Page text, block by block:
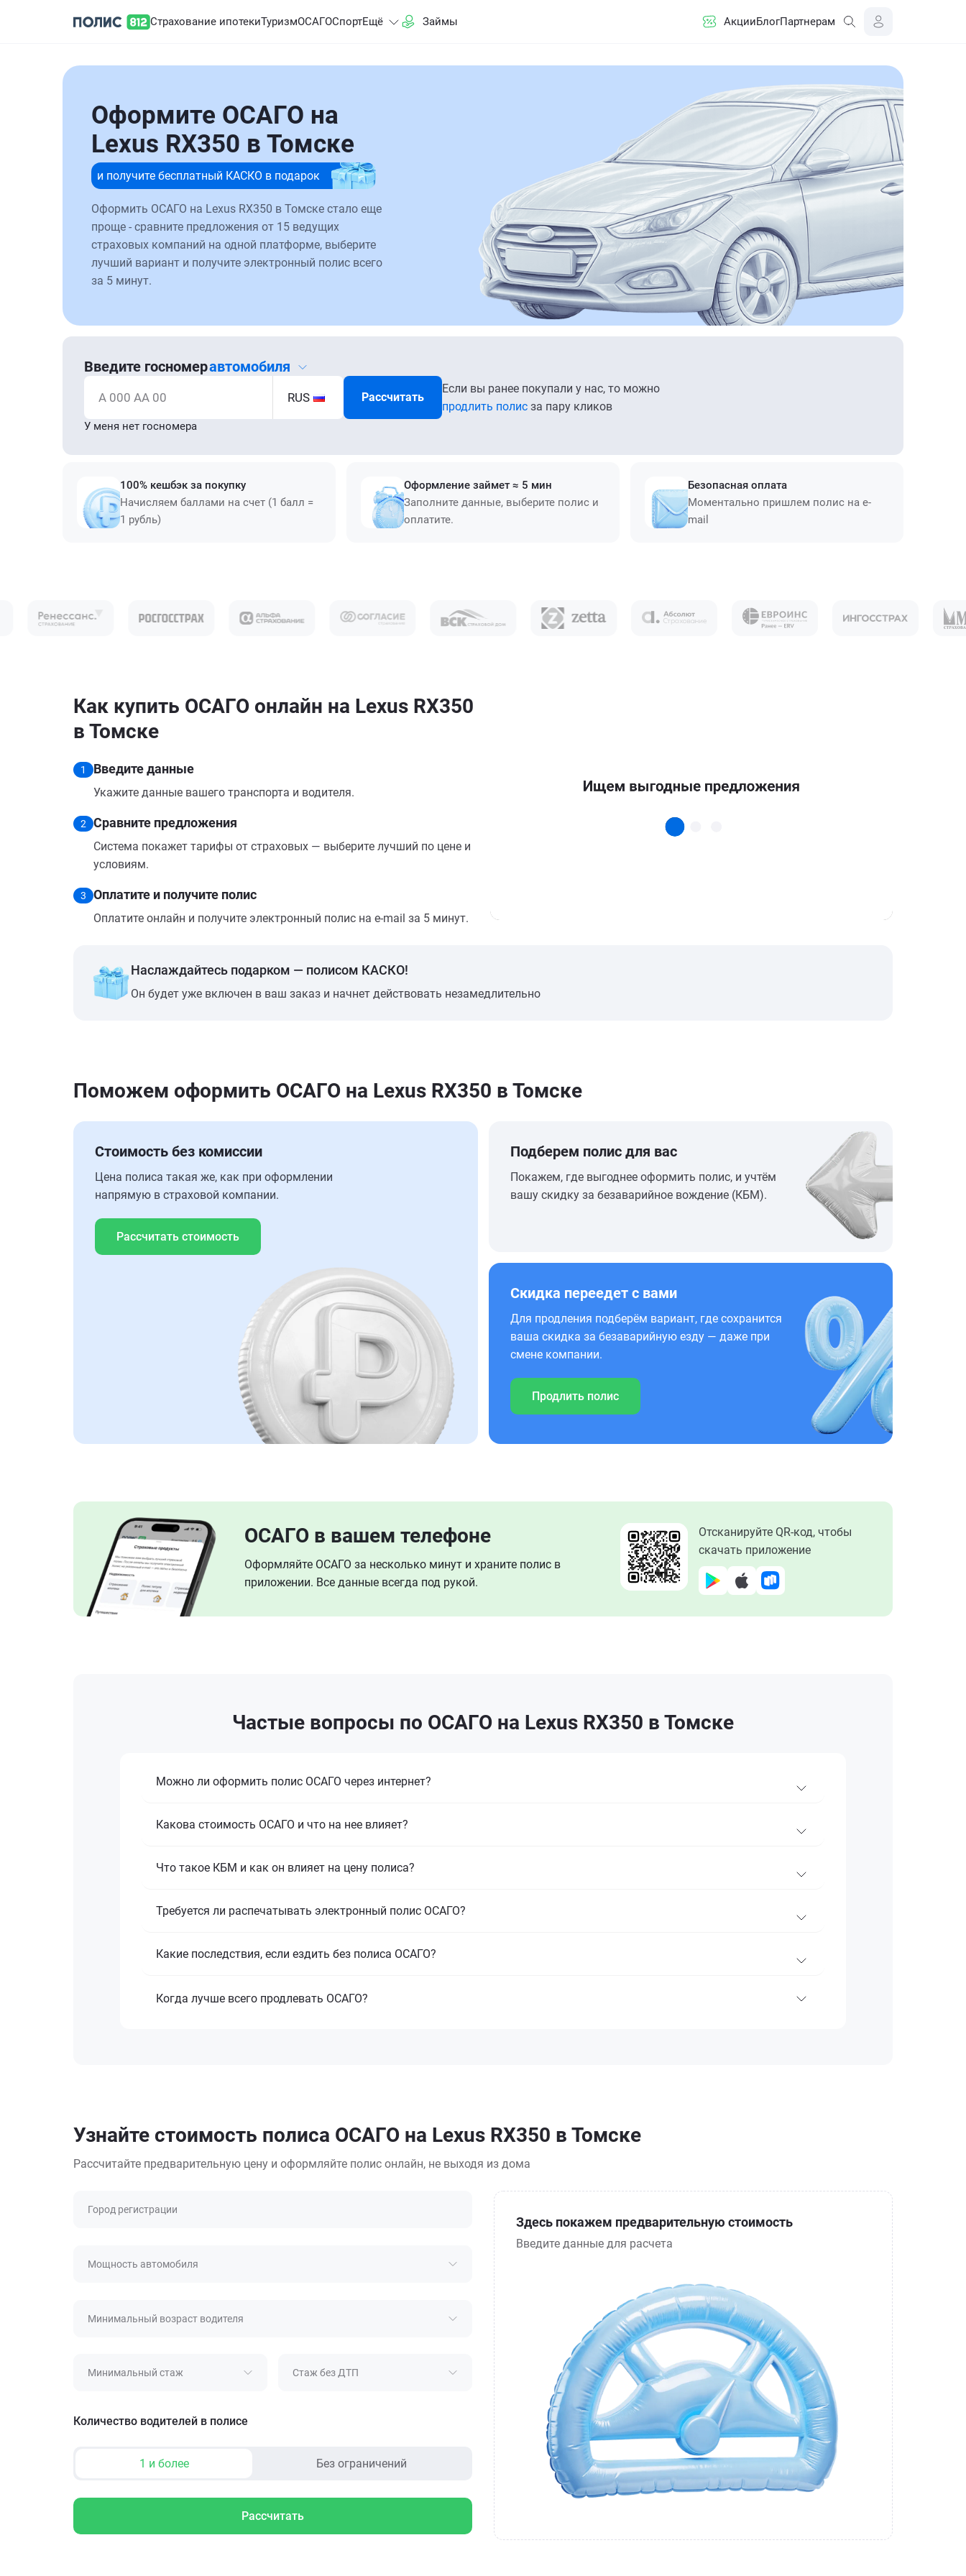
Страхование ипотекиТуризмОСАГОСпортЕщё Займы АкцииБлогПартнерам
Оформите ОСАГО на
Lexus RX350 в Томске
и получите бесплатный КАСКО в подарок
Оформить ОСАГО на Lexus RX350 в Томске стало еще
проще - сравните предложения от 15 ведущих
страховых компаний на одной платформе, выберите
лучший вариант и получите электронный полис всего
за 5 минут.
Введите госномеравтомобиля
А 000 АА 00 RUS Рассчитать
Если вы ранее покупали у нас, то можно
продлить полис за пару кликов
У меня нет госномера
100% кешбэк за покупку
Начисляем баллами на счет (1 балл =
1 рубль)
Оформление займет ≈ 5 мин
Заполните данные, выберите полис и
оплатите.
Безопасная оплата
Моментально пришлем полис на e-
mail
Как купить ОСАГО онлайн на Lexus RX350
в Томске
1 Введите данные
Укажите данные вашего транспорта и водителя.
2 Сравните предложения
Система покажет тарифы от страховых — выберите лучший по цене и
условиям.
3 Оплатите и получите полис
Оплатите онлайн и получите электронный полис на e-mail за 5 минут.
Наслаждайтесь подарком — полисом КАСКО!
Он будет уже включен в ваш заказ и начнет действовать незамедлительно
Поможем оформить ОСАГО на Lexus RX350 в Томске
Стоимость без комиссии
Цена полиса такая же, как при оформлении
напрямую в страховой компании.
Рассчитать стоимость
Подберем полис для вас
Покажем, где выгоднее оформить полис, и учтём
вашу скидку за безаварийное вождение (КБМ).
Скидка переедет с вами
Для продления подберём вариант, где сохранится
ваша скидка за безаварийную езду — даже при
смене компании.
Продлить полис
ОСАГО в вашем телефоне
Оформляйте ОСАГО за несколько минут и храните полис в
приложении. Все данные всегда под рукой.
Отсканируйте QR-код, чтобы
скачать приложение
Частые вопросы по ОСАГО на Lexus RX350 в Томске
Можно ли оформить полис ОСАГО через интернет?
Какова стоимость ОСАГО и что на нее влияет?
Что такое КБМ и как он влияет на цену полиса?
Требуется ли распечатывать электронный полис ОСАГО?
Какие последствия, если ездить без полиса ОСАГО?
Когда лучше всего продлевать ОСАГО?
Узнайте стоимость полиса ОСАГО на Lexus RX350 в Томске
Рассчитайте предварительную цену и оформляйте полис онлайн, не выходя из дома
Город регистрации
Мощность автомобиля
Минимальный возраст водителя
Минимальный стаж Стаж без ДТП
Количество водителей в полисе
1 и более Без ограничений
Рассчитать
Здесь покажем предварительную стоимость
Введите данные для расчета